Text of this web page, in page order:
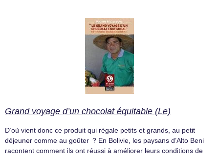
Grand voyage d’un chocolat équitable (Le)
D’où vient donc ce produit qui régale petits et grands, au petit
déjeuner comme au goûter ? En Bolivie, les paysans d’Alto Beni
racontent comment ils ont réussi à améliorer leurs conditions de